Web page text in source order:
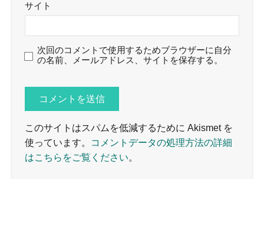
サイト
次回のコメントで使用するためブラウザーに自分
の名前、メールアドレス、サイトを保存する。
このサイトはスパムを低減するために Akismet を
使っています。
コメントデータの処理方法の詳細
はこちらをご覧ください。